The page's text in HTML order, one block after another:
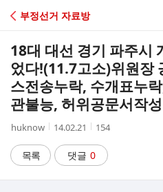
C
A
부정선거 자료방
18대 대선 경기 파주시
었다!(11.7고소)위원장
스전송누락, 수개표누
관불능, 허위공문서작성
작
자
huknow
작
시
간
14.02.21
조
수
154
목록 댓글 0